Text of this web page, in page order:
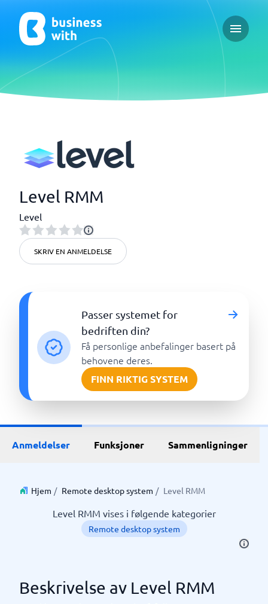
Open
Level RMM
Level
SKRIV EN ANMELDELSE
Passer systemet for
bedriften din?
Få personlige anbefalinger basert på
behovene deres.
FINN RIKTIG SYSTEM
Anmeldelser Funksjoner Sammenligninger
Hjem / Remote desktop system / Level RMM
Level RMM vises i følgende kategorier
Remote desktop system
Beskrivelse av Level RMM